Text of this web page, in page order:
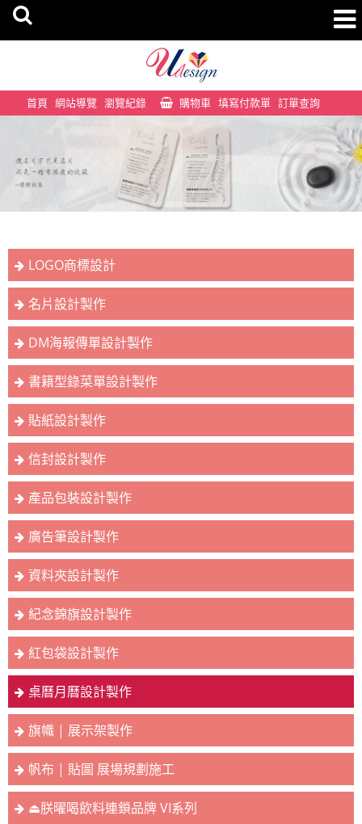
首頁 網站導覽 瀏覽紀錄 購物車 填寫付款單 訂單查詢
LOGO商標設計
名片設計製作
DM海報傳單設計製作
書籍型錄菜單設計製作
貼紙設計製作
信封設計製作
產品包裝設計製作
廣告筆設計製作
資料夾設計製作
紀念錦旗設計製作
紅包袋設計製作
桌曆月曆設計製作
旗幟 | 展示架製作
帆布 | 貼圖 展場規劃施工
⏏︎朕曜喝飲料連鎖品牌 VI系列